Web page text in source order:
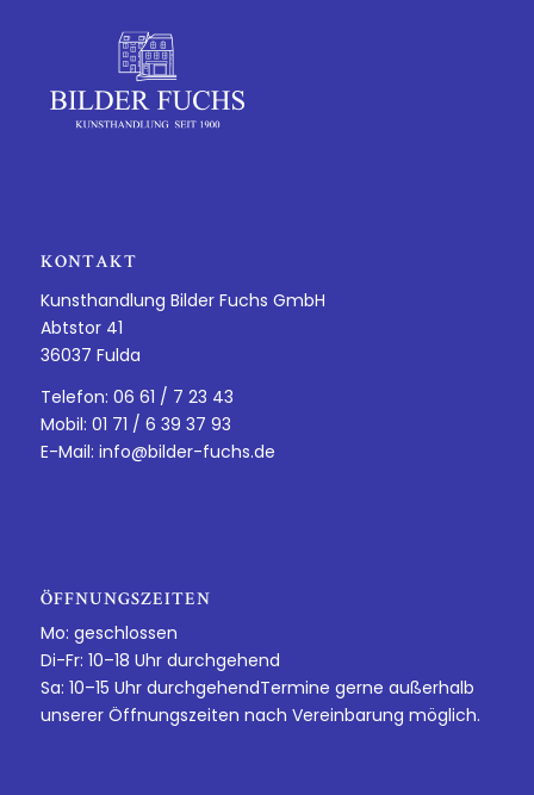
KONTAKT
Kunsthandlung Bilder Fuchs GmbH
Abtstor 41
36037 Fulda
Telefon: 06 61 / 7 23 43
Mobil: 01 71 / 6 39 37 93
E-Mail: info@bilder-fuchs.de
ÖFFNUNGSZEITEN
Mo: geschlossen
Di-Fr: 10–18 Uhr durchgehend
Sa: 10–15 Uhr durchgehendTermine gerne außerhalb
unserer Öffnungszeiten nach Vereinbarung möglich.